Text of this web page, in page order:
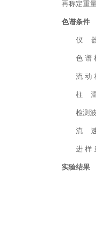
再称定重
色谱条件
仪 器
色 谱
流 动
柱
检测
流 速
进 样
实验结果